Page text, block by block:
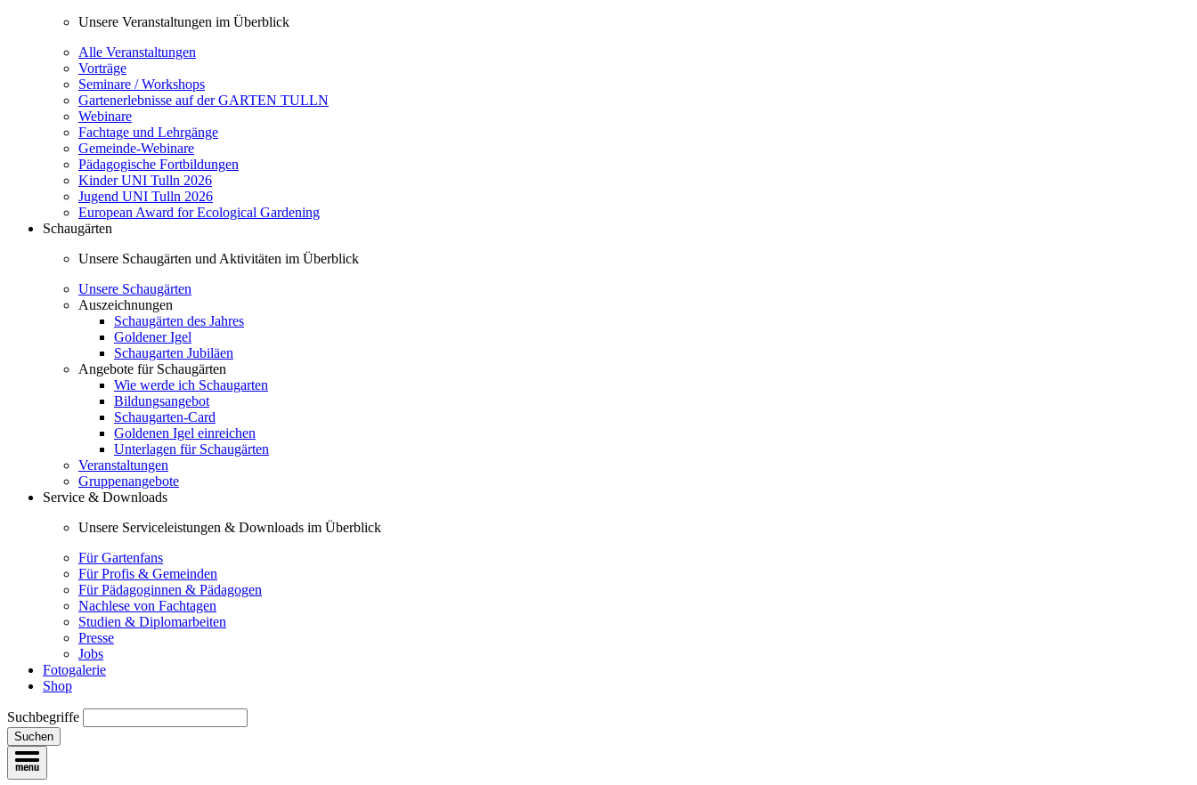
Unsere Veranstaltungen im Überblick
Alle Veranstaltungen
Vorträge
Seminare / Workshops
Gartenerlebnisse auf der GARTEN TULLN
Webinare
Fachtage und Lehrgänge
Gemeinde-Webinare
Pädagogische Fortbildungen
Kinder UNI Tulln 2026
Jugend UNI Tulln 2026
European Award for Ecological Gardening
Schaugärten
Unsere Schaugärten und Aktivitäten im Überblick
Unsere Schaugärten
Auszeichnungen
Schaugärten des Jahres
Goldener Igel
Schaugarten Jubiläen
Angebote für Schaugärten
Wie werde ich Schaugarten
Bildungsangebot
Schaugarten-Card
Goldenen Igel einreichen
Unterlagen für Schaugärten
Veranstaltungen
Gruppenangebote
Service & Downloads
Unsere Serviceleistungen & Downloads im Überblick
Für Gartenfans
Für Profis & Gemeinden
Für Pädagoginnen & Pädagogen
Nachlese von Fachtagen
Studien & Diplomarbeiten
Presse
Jobs
Fotogalerie
Shop
Suchbegriffe
Suchen